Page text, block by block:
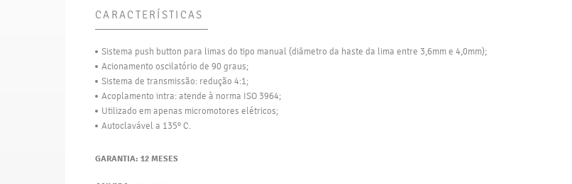
CARACTERÍSTICAS
Sistema push button para limas do tipo manual (diâmetro da haste da lima entre 3,6mm e 4,0mm);
Acionamento oscilatório de 90 graus;
Sistema de transmissão: redução 4:1;
Acoplamento intra: atende à norma ISO 3964;
Utilizado em apenas micromotores elétricos;
Autoclavável a 135º C.
GARANTIA: 12 MESES